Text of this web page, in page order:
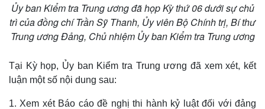
Ủy ban Kiểm tra Trung ương đã họp Kỳ thứ 06 dưới sự chủ
trì của đồng chí Trần Sỹ Thanh, Ủy viên Bộ Chính trị, Bí thư
Trung ương Đảng, Chủ nhiệm Ủy ban Kiểm tra Trung ương
Tại Kỳ họp, Ủy ban Kiểm tra Trung ương đã xem xét, kết
luận một số nội dung sau:
1. Xem xét Báo cáo đề nghị thi hành kỷ luật đối với đảng